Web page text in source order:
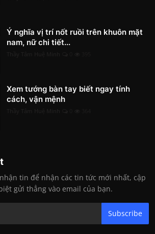
Ý nghĩa vị trí nốt ruồi trên khuôn mặt
nam, nữ chi tiết...
Xem tướng bàn tay biết ngay tính
cách, vận mệnh
tin để nhận các tin tức mới nhất, cập
gửi thẳng vào email của bạn.
Subscribe